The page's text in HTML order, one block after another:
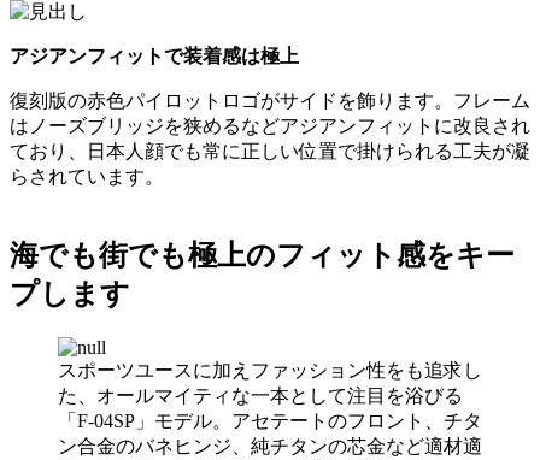
アジアンフィットで装着感は極上
復刻版の赤色パイロットロゴがサイドを飾ります。フレーム
はノーズブリッジを狭めるなどアジアンフィットに改良され
ており、日本人顔でも常に正しい位置で掛けられる工夫が凝
らされています。
海でも街でも極上のフィット感をキー
プします
スポーツユースに加えファッション性をも追求し
た、オールマイティな一本として注目を浴びる
「F-04SP」モデル。アセテートのフロント、チタ
ン合金のバネヒンジ、純チタンの芯金など適材適